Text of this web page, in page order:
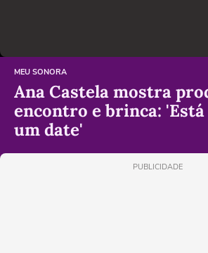
MEU SONORA
Ana Castela mostra
encontro e brinca:
um date'
PUBLICIDADE